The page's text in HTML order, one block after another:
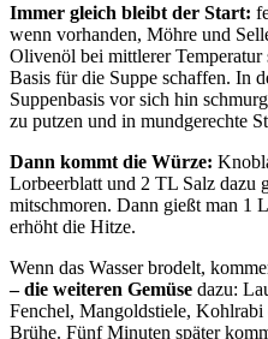
Immer gleich bleibt der Start:
wenn vorhanden, Möhre und
Olivenöl bei mittlerer
Basis für die Suppe schaffen. In
Suppenbasis vor sich hin
zu putzen und in mundgerechte
Dann kommt die Würze:
Lorbeerblatt und 2 TL Salz dazu
mitschmoren. Dann gießt man 1
erhöht die Hitze.
Wenn das Wasser brodelt,
– die weiteren Gemüse dazu:
Fenchel, Mangoldstiele,
Brühe. Fünf Minuten später